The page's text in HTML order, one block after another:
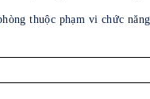
thuộc phạm vi chức